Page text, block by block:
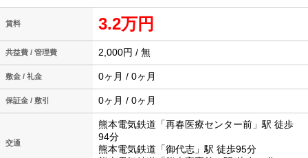
賃料 3.2万円
共益費 / 管理費 2,000円 / 無
敷金 / 礼金 0ヶ月 / 0ヶ月
保証金 / 敷引 0ヶ月 / 0ヶ月
交通
熊本電気鉄道「再春医療センター前」駅 徒歩
94分
熊本電気鉄道「御代志」駅 徒歩95分